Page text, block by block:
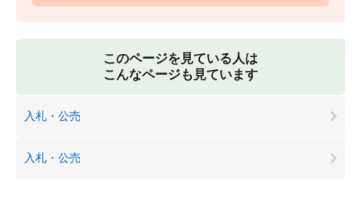
このページを見ている人は
こんなページも見ています
入札・公売
入札・公売